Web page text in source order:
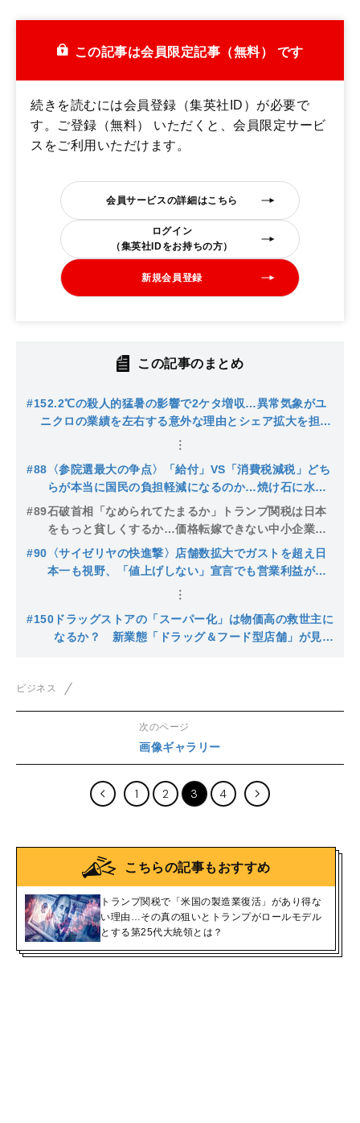
この記事は会員限定記事（無料） です
続きを読むには会員登録（集英社ID）が必要で
す。ご登録（無料） いただくと、会員限定サービ
スをご利用いただけます。
会員サービスの詳細はこちら
ログイン
（集英社IDをお持ちの方）
新規会員登録
この記事のまとめ
#152.2℃の殺人的猛暑の影響で2ケタ増収…異常気象がユ
ニクロの業績を左右する意外な理由とシェア拡大を担う
#88 〈参院選最大の争点〉「給付」VS「消費税減税」どち
らが本当に国民の負担軽減になるのか…焼け石に水の
「一時給付」に翻弄される国民
#89石破首相「なめられてたまるか」トランプ関税は日本
をもっと貧しくするか…価格転嫁できない中小企業経
営者は「賃下げ」「ボーナスカット」「人員削減」も
視野に
#90 〈サイゼリヤの快進撃〉店舗数拡大でガストを超え日
本一も視野、「値上げしない」宣言でも営業利益が急
#150 ドラッグストアの「スーパー化」は物価高の救世主に
なるか？ 新業態「ドラッグ＆フード型店舗」が見据
ビジネス
次のページ
画像ギャラリー
1 2 3 4
こちらの記事もおすすめ
トランプ関税で「米国の製造業復活」があり得な
い理由…その真の狙いとトランプがロールモデル
とする第25代大統領とは？